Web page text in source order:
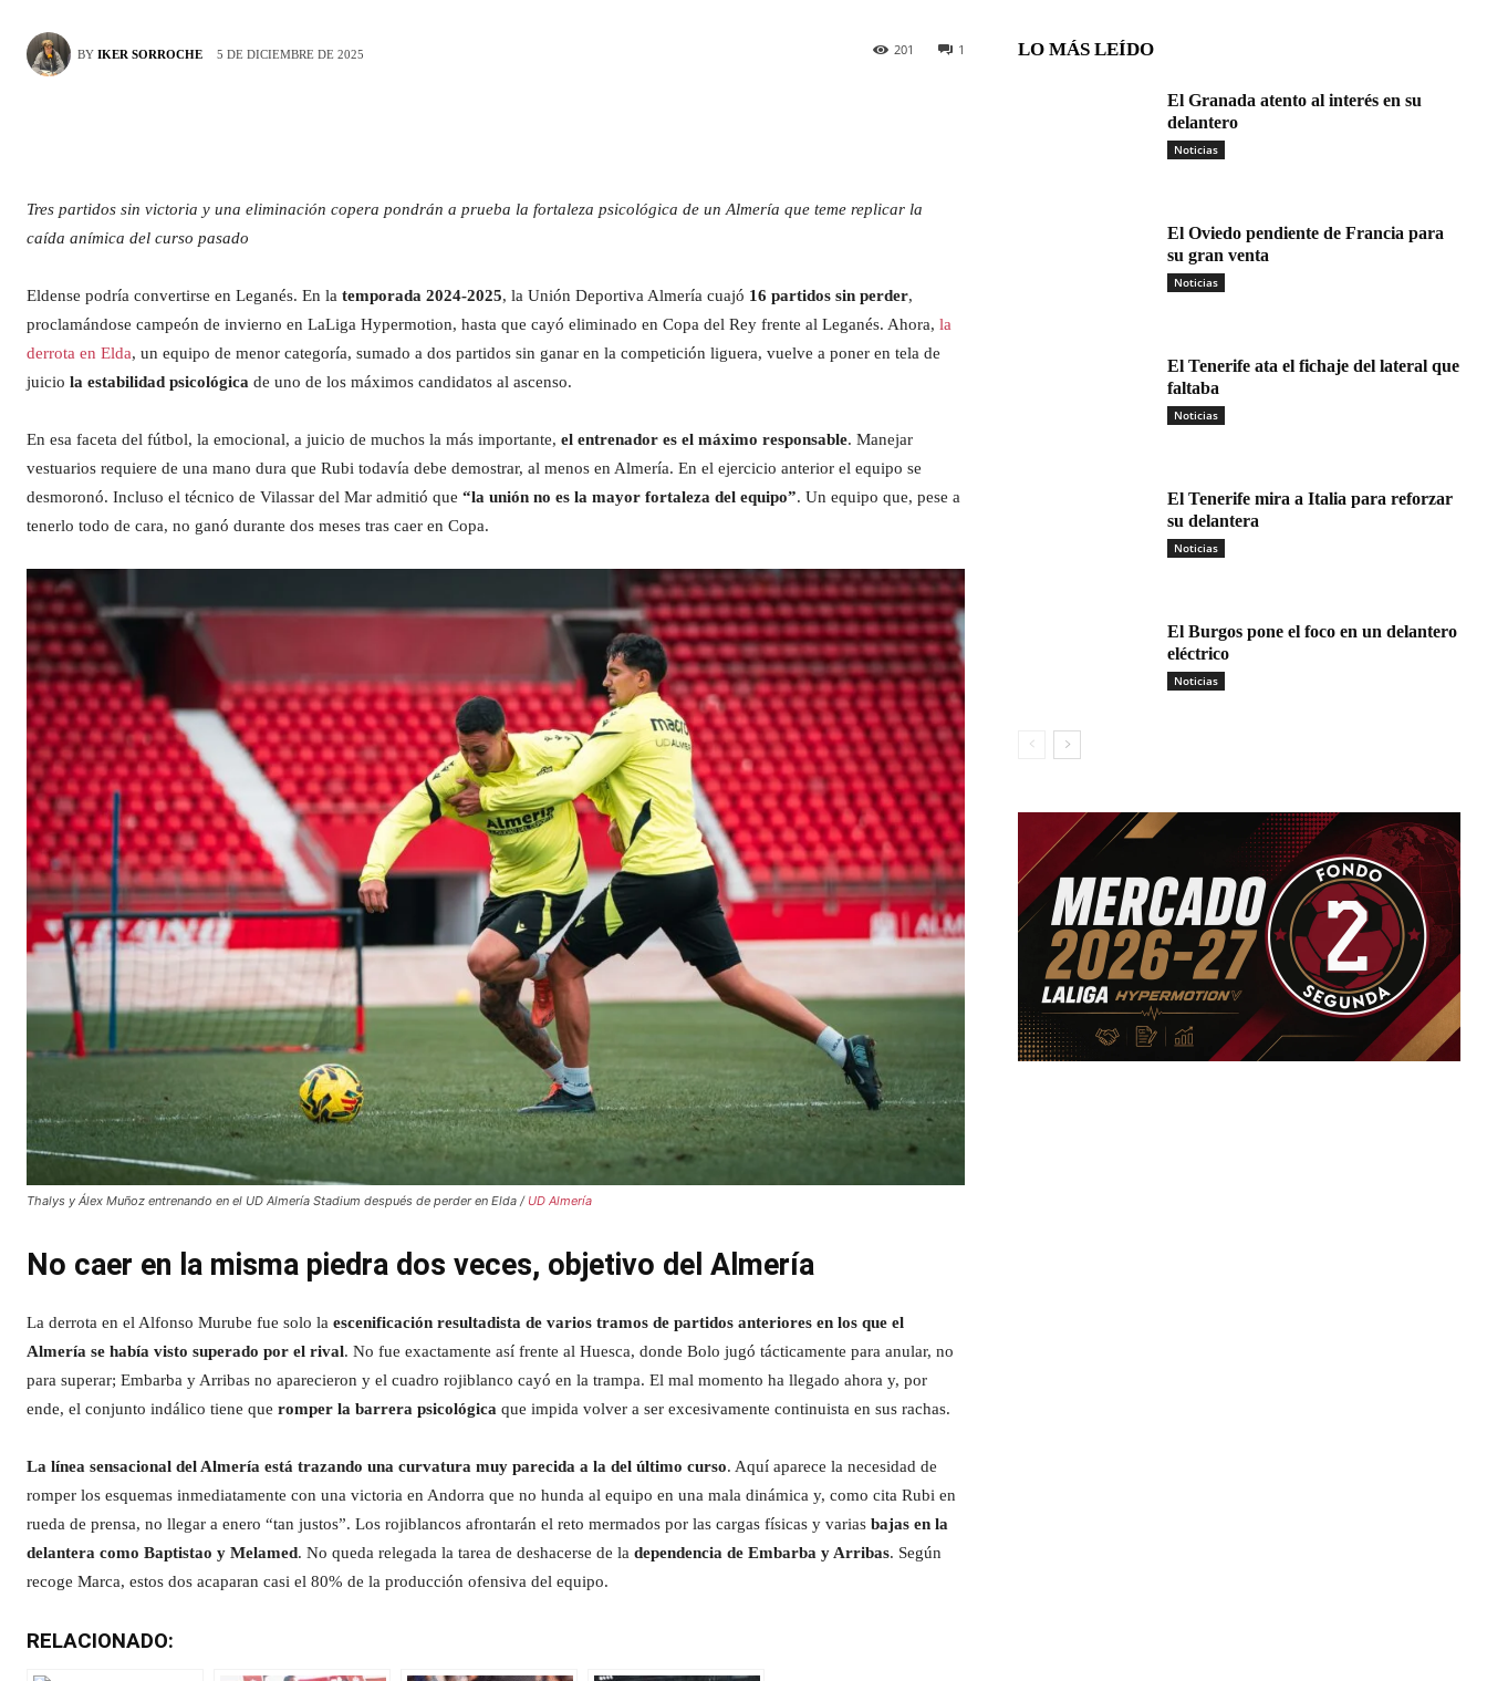
BY IKER SORROCHE 5 DE DICIEMBRE DE 2025 1
201
Tres partidos sin victoria y una eliminación copera pondrán a prueba la fortaleza psicológica de un Almería que teme replicar la
caída anímica del curso pasado
Eldense podría convertirse en Leganés. En la temporada 2024-2025, la Unión Deportiva Almería cuajó 16 partidos sin perder,
proclamándose campeón de invierno en LaLiga Hypermotion, hasta que cayó eliminado en Copa del Rey frente al Leganés. Ahora, la
derrota en Elda, un equipo de menor categoría, sumado a dos partidos sin ganar en la competición liguera, vuelve a poner en tela de
juicio la estabilidad psicológica de uno de los máximos candidatos al ascenso.
En esa faceta del fútbol, la emocional, a juicio de muchos la más importante, el entrenador es el máximo responsable. Manejar
vestuarios requiere de una mano dura que Rubi todavía debe demostrar, al menos en Almería. En el ejercicio anterior el equipo se
desmoronó. Incluso el técnico de Vilassar del Mar admitió que “la unión no es la mayor fortaleza del equipo”. Un equipo que, pese a
tenerlo todo de cara, no ganó durante dos meses tras caer en Copa.
Thalys y Álex Muñoz entrenando en el UD Almería Stadium después de perder en Elda / UD Almería
No caer en la misma piedra dos veces, objetivo del Almería
La derrota en el Alfonso Murube fue solo la escenificación resultadista de varios tramos de partidos anteriores en los que el
Almería se había visto superado por el rival. No fue exactamente así frente al Huesca, donde Bolo jugó tácticamente para anular, no
para superar; Embarba y Arribas no aparecieron y el cuadro rojiblanco cayó en la trampa. El mal momento ha llegado ahora y, por
ende, el conjunto indálico tiene que romper la barrera psicológica que impida volver a ser excesivamente continuista en sus rachas.
La línea sensacional del Almería está trazando una curvatura muy parecida a la del último curso. Aquí aparece la necesidad de
romper los esquemas inmediatamente con una victoria en Andorra que no hunda al equipo en una mala dinámica y, como cita Rubi en
rueda de prensa, no llegar a enero “tan justos”. Los rojiblancos afrontarán el reto mermados por las cargas físicas y varias bajas en la
delantera como Baptistao y Melamed. No queda relegada la tarea de deshacerse de la dependencia de Embarba y Arribas. Según
recoge Marca, estos dos acaparan casi el 80% de la producción ofensiva del equipo.
RELACIONADO:
LO MÁS LEÍDO
El Granada atento al interés en su
delantero
Noticias
El Oviedo pendiente de Francia para
su gran venta
Noticias
El Tenerife ata el fichaje del lateral que
faltaba
Noticias
El Tenerife mira a Italia para reforzar
su delantera
Noticias
El Burgos pone el foco en un delantero
eléctrico
Noticias